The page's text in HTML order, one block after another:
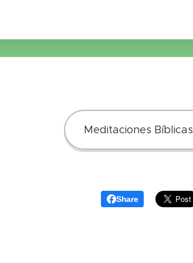
Meditaciones
Share